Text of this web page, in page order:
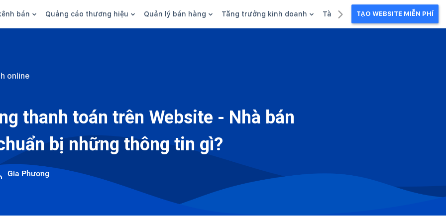
bán
social
sàn
Quảng cáo thương hiệu
Thương hiệu/Brand
Quản lý bán hàng
Tài chính
Nhân viên
Tăng trưởng kinh doanh Tài liệu kinh doanhTẠO WEBSITE MIỄN PHÍ
online
thanh toán trên Website - Nhà bán
bị những thông tin gì?
Gia Phương